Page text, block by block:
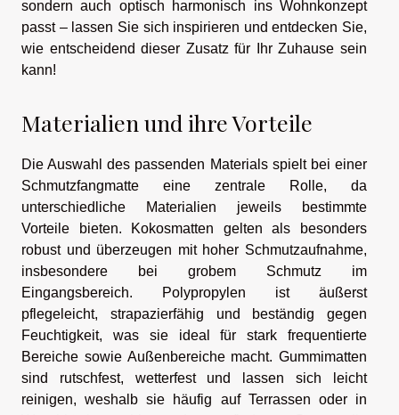
sondern auch optisch harmonisch ins Wohnkonzept
passt – lassen Sie sich inspirieren und entdecken Sie,
wie entscheidend dieser Zusatz für Ihr Zuhause sein
kann!
Materialien und ihre Vorteile
Die Auswahl des passenden Materials spielt bei einer
Schmutzfangmatte eine zentrale Rolle, da
unterschiedliche Materialien jeweils bestimmte
Vorteile bieten. Kokosmatten gelten als besonders
robust und überzeugen mit hoher Schmutzaufnahme,
insbesondere bei grobem Schmutz im
Eingangsbereich. Polypropylen ist äußerst
pflegeleicht, strapazierfähig und beständig gegen
Feuchtigkeit, was sie ideal für stark frequentierte
Bereiche sowie Außenbereiche macht. Gummimatten
sind rutschfest, wetterfest und lassen sich leicht
reinigen, weshalb sie häufig auf Terrassen oder in